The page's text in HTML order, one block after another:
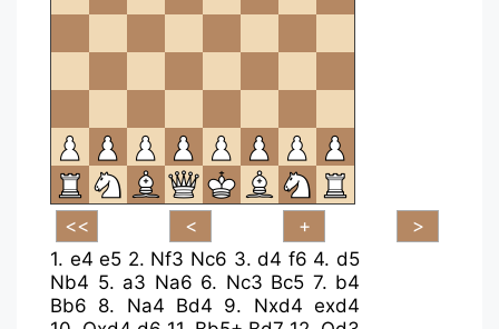
1. e4 e5 2. Nf3 Nc6 3.d4 f6 4.d5
Nb4 5. a3 Na6 6. Nc3 Bc5 7. b4
Bb6 8. Na4 Bd4 9. Nxd4 exd4